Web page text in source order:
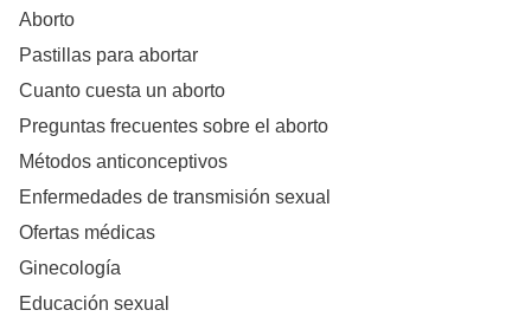
Aborto
Pastillas para abortar
Cuanto cuesta un aborto
Preguntas frecuentes sobre el aborto
Métodos anticonceptivos
Enfermedades de transmisión sexual
Ofertas médicas
Ginecología
Educación sexual